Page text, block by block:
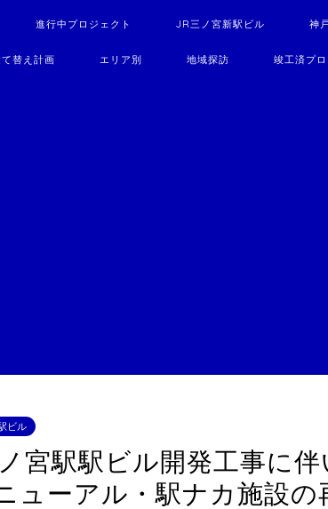
進行中プロジェクト JR三ノ宮新駅ビル 神
替え計画 エリア別 地域探訪 竣工済プ
ビル
宮駅駅ビル開発工事に
ューアル・駅ナカ施設の